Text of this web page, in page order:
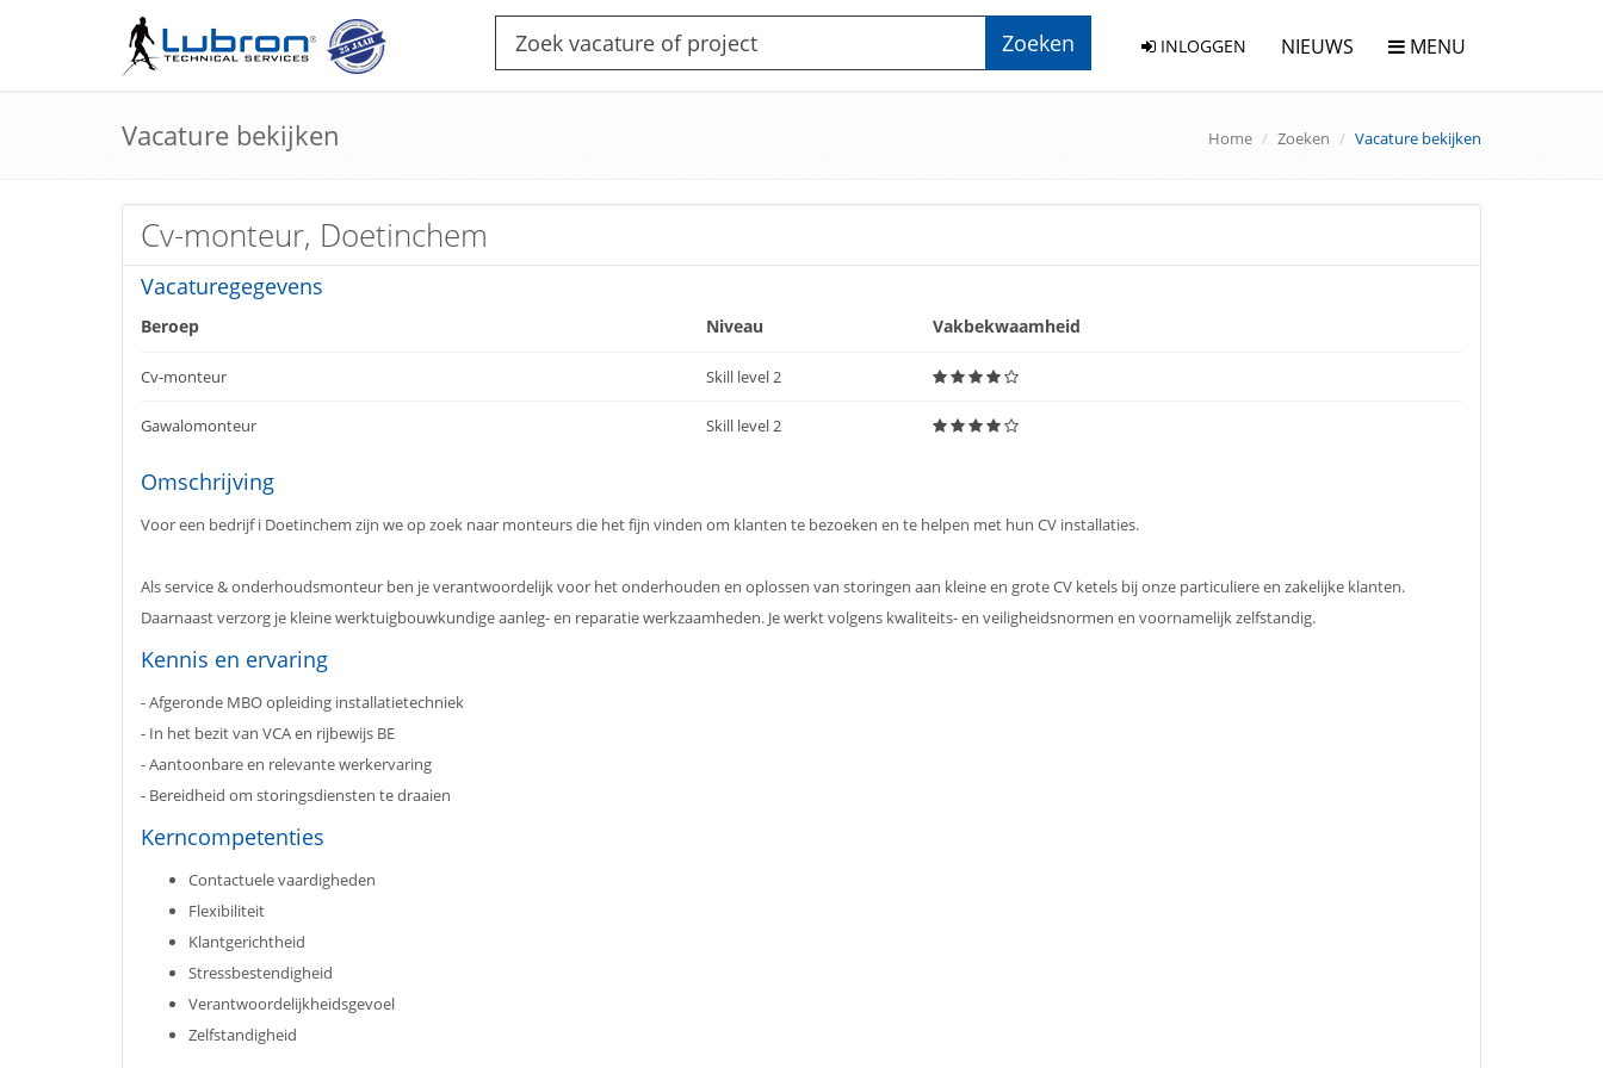
Zoeken INLOGGEN NIEUWS MENU
Vacature bekijken Home Zoeken Vacature bekijken
Cv-monteur, Doetinchem
Vacaturegegevens
Beroep Niveau Vakbekwaamheid
Cv-monteur Skill level 2
Gawalomonteur Skill level 2
Omschrijving
Voor een bedrijf i Doetinchem zijn we op zoek naar monteurs die het fijn vinden om klanten te bezoeken en te helpen met hun CV installaties.
Als service & onderhoudsmonteur ben je verantwoordelijk voor het onderhouden en oplossen van storingen aan kleine en grote CV ketels bij onze particuliere en zakelijke klanten.
Daarnaast verzorg je kleine werktuigbouwkundige aanleg- en reparatie werkzaamheden. Je werkt volgens kwaliteits- en veiligheidsnormen en voornamelijk zelfstandig.
Kennis en ervaring
- Afgeronde MBO opleiding installatietechniek
- In het bezit van VCA en rijbewijs BE
- Aantoonbare en relevante werkervaring
- Bereidheid om storingsdiensten te draaien
Kerncompetenties
Contactuele vaardigheden
Flexibiliteit
Klantgerichtheid
Stressbestendigheid
Verantwoordelijkheidsgevoel
Zelfstandigheid